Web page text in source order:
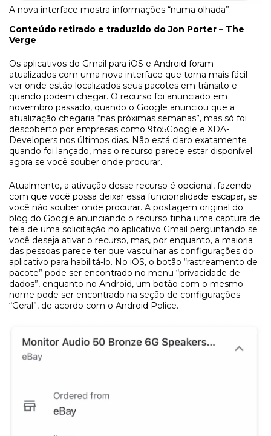
A nova interface mostra informações “numa olhada”.
Conteúdo retirado e traduzido do Jon Porter – The
Verge
Os aplicativos do Gmail para iOS e Android foram
atualizados com uma nova interface que torna mais fácil
ver onde estão localizados seus pacotes em trânsito e
quando podem chegar. O recurso foi anunciado em
novembro passado, quando o Google anunciou que a
atualização chegaria “nas próximas semanas”, mas só foi
descoberto por empresas como 9to5Google e XDA-
Developers nos últimos dias. Não está claro exatamente
quando foi lançado, mas o recurso parece estar disponível
agora se você souber onde procurar.
Atualmente, a ativação desse recurso é opcional, fazendo
com que você possa deixar essa funcionalidade escapar, se
você não souber onde procurar. A postagem original do
blog do Google anunciando o recurso tinha uma captura de
tela de uma solicitação no aplicativo Gmail perguntando se
você deseja ativar o recurso, mas, por enquanto, a maioria
das pessoas parece ter que vasculhar as configurações do
aplicativo para habilitá-lo. No iOS, o botão “rastreamento de
pacote” pode ser encontrado no menu “privacidade de
dados”, enquanto no Android, um botão com o mesmo
nome pode ser encontrado na seção de configurações
“Geral”, de acordo com o Android Police.